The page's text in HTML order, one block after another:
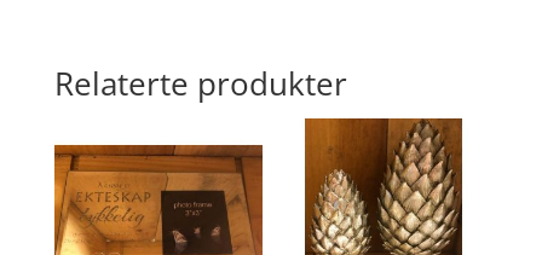
Relaterte produkter